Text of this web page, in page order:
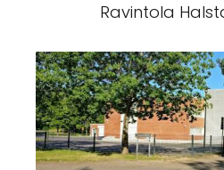
Ravintola